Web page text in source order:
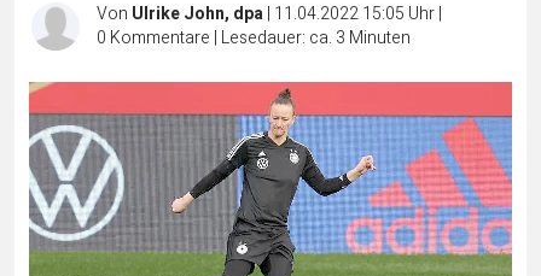
Von Ulrike John, dpa| 11.04.2022 15:05 Uhr|
0 Kommentare | Lesedauer: ca. 3 Minuten